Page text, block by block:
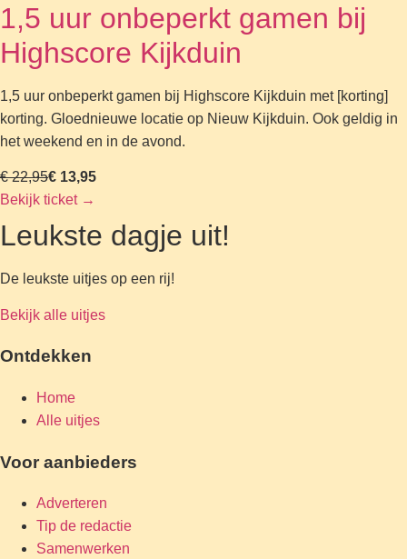
1,5 uur onbeperkt gamen bij
Highscore Kijkduin
1,5 uur onbeperkt gamen bij Highscore Kijkduin met [korting]
korting. Gloednieuwe locatie op Nieuw Kijkduin. Ook geldig in
het weekend en in de avond.
€ 22,95€ 13,95
Bekijk ticket →
Leukste dagje uit!
De leukste uitjes op een rij!
Bekijk alle uitjes
Ontdekken
Home
Alle uitjes
Voor aanbieders
Adverteren
Tip de redactie
Samenwerken